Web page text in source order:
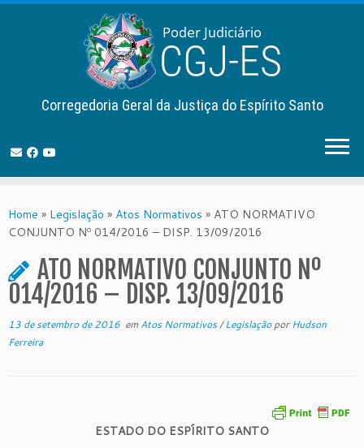
to
content
Corregedoria Geral da Justiça do Espírito Santo
Home » Legislação » Atos Normativos » ATO NORMATIVO
CONJUNTO Nº 014/2016 – DISP. 13/09/2016
ATO NORMATIVO CONJUNTO Nº
014/2016 – DISP. 13/09/2016
13 de setembro de 2016 em Atos Normativos/LegislaçãoporHudson
Ferreira
ESTADO DO ESPÍRITO SANTO